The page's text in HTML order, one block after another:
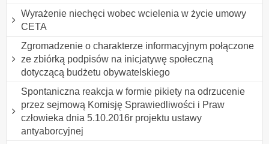
Wyrażenie niechęci wobec wcielenia w życie umowy
CETA
Zgromadzenie o charakterze informacyjnym połączone
ze zbiórką podpisów na inicjatywę społeczną
dotyczącą budżetu obywatelskiego
Spontaniczna reakcja w formie pikiety na odrzucenie
przez sejmową Komisję Sprawiedliwości i Praw
człowieka dnia 5.10.2016r projektu ustawy
antyaborcyjnej